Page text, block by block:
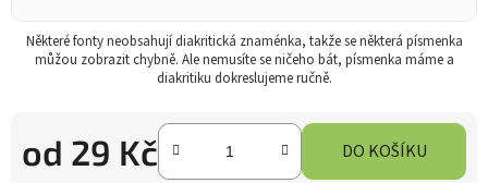
Některé fonty neobsahují diakritická znaménka, takže se některá písmenka
můžou zobrazit chybně. Ale nemusíte se ničeho bát, písmenka máme a
diakritiku dokreslujeme ručně.
od 29 Kč DO KOŠÍKU